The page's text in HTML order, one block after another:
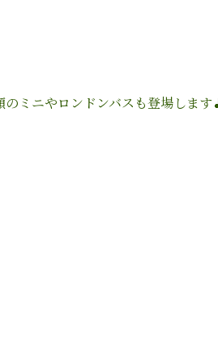
ミニやロンドンバスも登場します